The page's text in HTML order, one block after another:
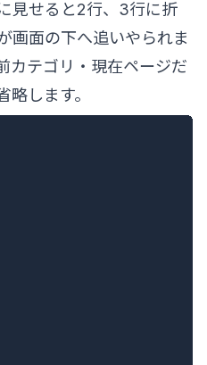
見せると2行、3行に折
画面の下へ追いやられま
カテゴリ・現在ページだ
略します。